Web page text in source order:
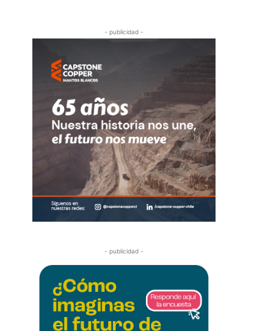
- publicidad -
- publicidad -